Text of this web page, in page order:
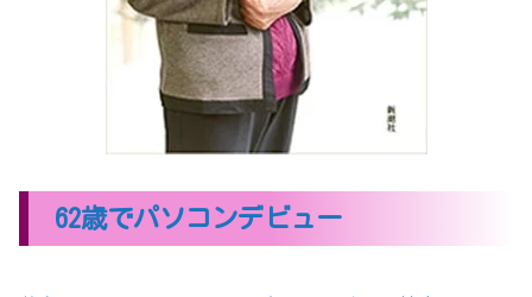
62歳でパソコンデビュー